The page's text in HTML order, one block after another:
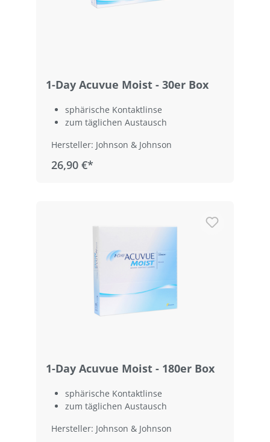
1-Day Acuvue Moist - 30er Box
sphärische Kontaktlinse
zum täglichen Austausch
Hersteller: Johnson & Johnson
26,90 €*
1-Day Acuvue Moist - 180er Box
sphärische Kontaktlinse
zum täglichen Austausch
Hersteller: Johnson & Johnson